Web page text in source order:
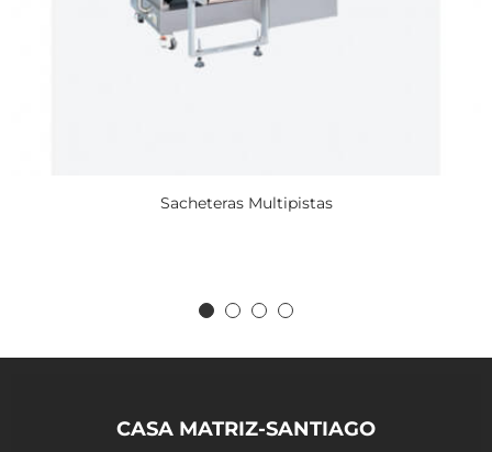
Sacheteras Multipistas
CASA MATRIZ-SANTIAGO